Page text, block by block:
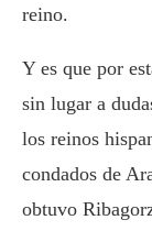
reino.
Y es que por
sin lugar a
los reinos
condados de
obtuvo